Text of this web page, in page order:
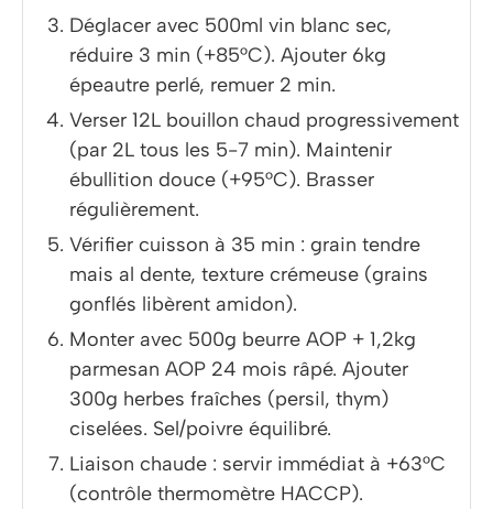
Déglacer avec 500ml vin blanc sec,
réduire 3 min (+85°C). Ajouter 6kg
épeautre perlé, remuer 2 min.
Verser 12L bouillon chaud progressivement
(par 2L tous les 5-7 min). Maintenir
ébullition douce (+95°C). Brasser
régulièrement.
Vérifier cuisson à 35 min : grain tendre
mais al dente, texture crémeuse (grains
gonflés libèrent amidon).
Monter avec 500g beurre AOP + 1,2kg
parmesan AOP 24 mois râpé. Ajouter
300g herbes fraîches (persil, thym)
ciselées. Sel/poivre équilibré.
Liaison chaude : servir immédiat à +63°C
(contrôle thermomètre HACCP).